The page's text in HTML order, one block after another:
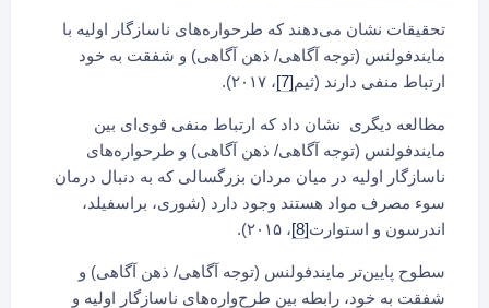
تحقیقات نشان می‌دهند که طرحواره‌های ناسازگار اولیه با
مایندفولنس (توجه آگاهی/ ذهن آگاهی) و شفقت به خود
ارتباط منفی دارند (ثیم[7] ، ۲۰۱۷).
مطالعه دیگری نشان داد که ارتباط منفی قوی‌ای بین
مایندفولنس (توجه آگاهی/ ذهن آگاهی) و طرحواره‌های
ناسازگار اولیه در میان مردان بزرگسالی که به دنبال درمان
سوء مصرف مواد هستند وجود دارد (شوری، براسفیلد،
اندرسون و استوارت[8] ، ۲۰۱۵).
سطوح پایین‌تر مایندفولنس (توجه آگاهی/ ذهن آگاهی) و
شفقت به خود، رابطه بین طرح‌واره‌های ناسازگار اولیه و